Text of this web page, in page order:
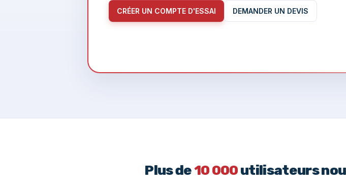
Plus de10 000utilisateurs
CRÉER UN COMPTE D'ESSAI DEMANDER UN DEVIS